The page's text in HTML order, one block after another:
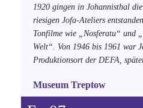
1920 gingen in Johannisthal
riesigen Jofa-Ateliers
Tonfilme wie „Nosferatu“ und
Welt“. Von 1946 bis 1961 war
Produktionsort der DEFA,
Museum Treptow